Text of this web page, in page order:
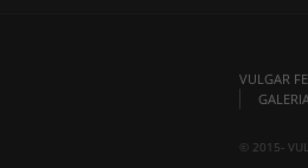
VULGAR
© 2015-